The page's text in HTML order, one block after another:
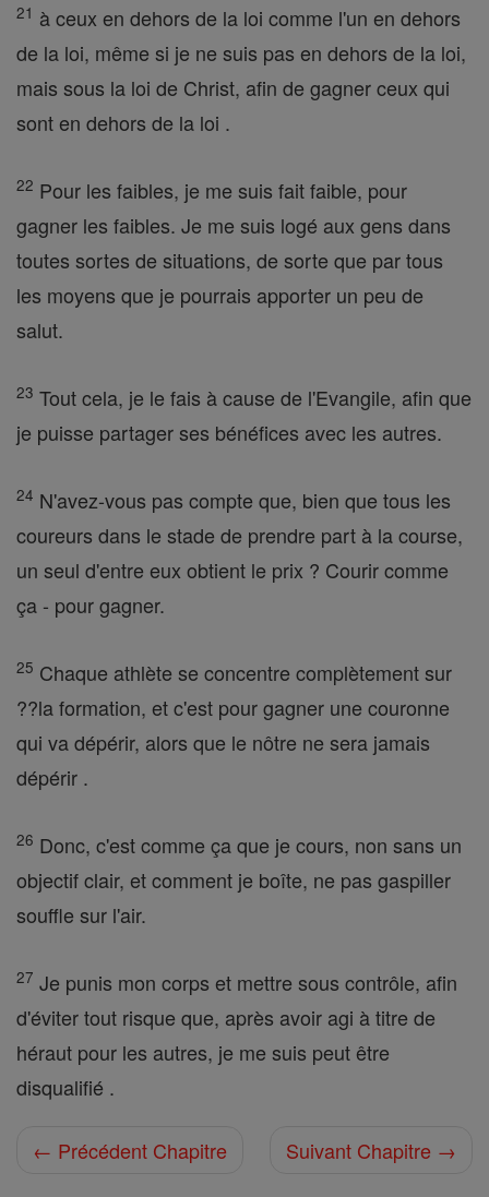
21 à ceux en dehors de la loi comme l'un en dehors
de la loi, même si je ne suis pas en dehors de la loi,
mais sous la loi de Christ, afin de gagner ceux qui
sont en dehors de la loi .
22 Pour les faibles, je me suis fait faible, pour
gagner les faibles. Je me suis logé aux gens dans
toutes sortes de situations, de sorte que par tous
les moyens que je pourrais apporter un peu de
salut.
23 Tout cela, je le fais à cause de l'Evangile, afin que
je puisse partager ses bénéfices avec les autres.
24 N'avez-vous pas compte que, bien que tous les
coureurs dans le stade de prendre part à la course,
un seul d'entre eux obtient le prix ? Courir comme
ça - pour gagner.
25 Chaque athlète se concentre complètement sur
??la formation, et c'est pour gagner une couronne
qui va dépérir, alors que le nôtre ne sera jamais
dépérir .
26 Donc, c'est comme ça que je cours, non sans un
objectif clair, et comment je boîte, ne pas gaspiller
souffle sur l'air.
27 Je punis mon corps et mettre sous contrôle, afin
d'éviter tout risque que, après avoir agi à titre de
héraut pour les autres, je me suis peut être
disqualifié .
← Précédent Chapitre
Suivant Chapitre →